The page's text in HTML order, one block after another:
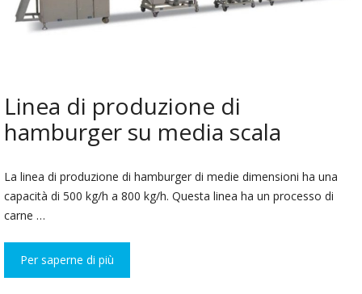
Linea di produzione di
hamburger su media scala
La linea di produzione di hamburger di medie dimensioni ha una
capacità di 500 kg/h a 800 kg/h. Questa linea ha un processo di
carne …
Per saperne di più